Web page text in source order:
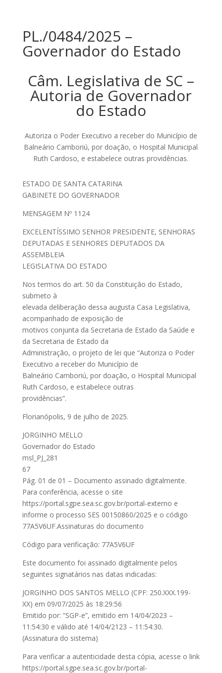
PL./0484/2025 –
Governador do Estado
Câm. Legislativa de SC –
Autoria de Governador
do Estado
Autoriza o Poder Executivo a receber do Município de
Balneário Camboriú, por doação, o Hospital Municipal
Ruth Cardoso, e estabelece outras providências.
ESTADO DE SANTA CATARINA
GABINETE DO GOVERNADOR
MENSAGEM Nº 1124
EXCELENTÍSSIMO SENHOR PRESIDENTE, SENHORAS
DEPUTADAS E SENHORES DEPUTADOS DA
ASSEMBLEIA
LEGISLATIVA DO ESTADO
Nos termos do art. 50 da Constituição do Estado,
submeto à
elevada deliberação dessa augusta Casa Legislativa,
acompanhado de exposição de
motivos conjunta da Secretaria de Estado da Saúde e
da Secretaria de Estado da
Administração, o projeto de lei que “Autoriza o Poder
Executivo a receber do Município de
Balneário Camboriú, por doação, o Hospital Municipal
Ruth Cardoso, e estabelece outras
providências”.
Florianópolis, 9 de julho de 2025.
JORGINHO MELLO
Governador do Estado
msl_PJ_281
67
Pág. 01 de 01 – Documento assinado digitalmente.
Para conferência, acesse o site
https://portal.sgpe.sea.sc.gov.br/portal-externo e
informe o processo SES 00150860/2025 e o código
77A5V6UF.Assinaturas do documento
Código para verificação: 77A5V6UF
Este documento foi assinado digitalmente pelos
seguintes signatários nas datas indicadas:
JORGINHO DOS SANTOS MELLO (CPF: 250.XXX.199-
XX) em 09/07/2025 às 18:29:56
Emitido por: “SGP-e”, emitido em 14/04/2023 –
11:54:30 e válido até 14/04/2123 – 11:54:30.
(Assinatura do sistema)
Para verificar a autenticidade desta cópia, acesse o link
https://portal.sgpe.sea.sc.gov.br/portal-